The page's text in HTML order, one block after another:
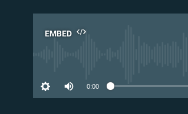
EMBED
0:00